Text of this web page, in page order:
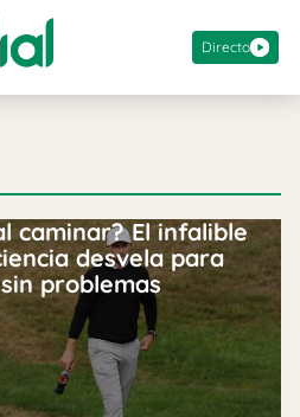
Directo
caminar? El infalible
desvela para
problemas